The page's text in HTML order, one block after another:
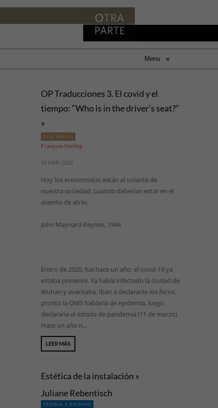
Menu ≡
OP Traducciones 3. El covid y el
tiempo: “Who is in the driver’s seat?”
»
DISCUSIÓN
François Hartog
10 MAR, 2022
Hoy los economistas están al volante de
nuestra sociedad, cuando deberían estar en el
asiento de atrás.
John Maynard Keynes, 1946
Enero de 2020, fue hace un año: el covid-19 ya
estaba presente. Ya había infectado la ciudad de
Wuhan y avanzaba. Iban a declararse los focos,
pronto la OMS hablaría de epidemia, luego
declararía el estado de pandemia (11 de marzo).
Hace un año n...
LEER MÁS
Estética de la instalación »
Juliane Rebentisch
TEORÍA Y ENSAYO